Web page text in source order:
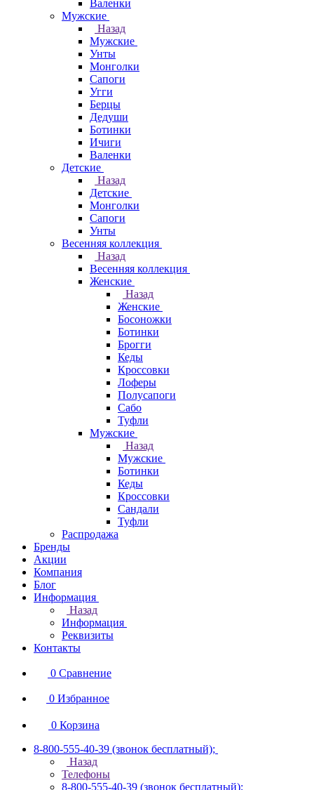
Валенки
Мужские
Назад
Мужские
Унты
Монголки
Сапоги
Угги
Берцы
Дедуши
Ботинки
Ичиги
Валенки
Детские
Назад
Детские
Монголки
Сапоги
Унты
Весенняя коллекция
Назад
Весенняя коллекция
Женские
Назад
Женские
Босоножки
Ботинки
Брогги
Кеды
Кроссовки
Лоферы
Полусапоги
Сабо
Туфли
Мужские
Назад
Мужские
Ботинки
Кеды
Кроссовки
Сандали
Туфли
Распродажа
Бренды
Акции
Компания
Блог
Информация
Назад
Информация
Реквизиты
Контакты
0 Сравнение
0 Избранное
0 Корзина
8-800-555-40-39 (звонок бесплатный);
Назад
Телефоны
8-800-555-40-39 (звонок бесплатный);